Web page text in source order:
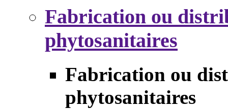
Fabrication ou
phytosanitaires
Fabrication ou
phytosanitaires